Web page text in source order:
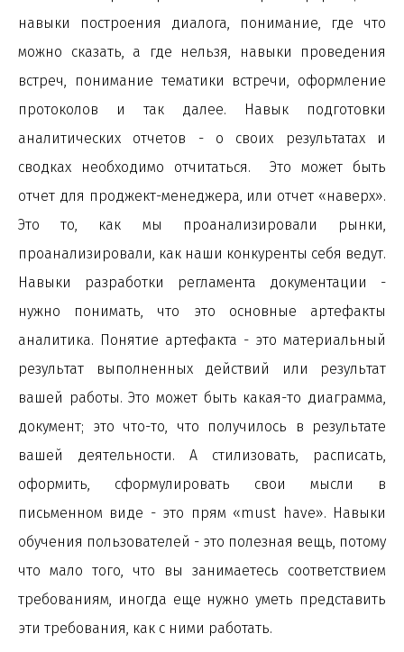
навыки построения диалога, понимание, где что
можно сказать, а где нельзя, навыки проведения
встреч, понимание тематики встречи, оформление
протоколов и так далее. Навык подготовки
аналитических отчетов - о своих результатах и
сводках необходимо отчитаться. Это может быть
отчет для проджект-менеджера, или отчет «наверх».
Это то, как мы проанализировали рынки,
проанализировали, как наши конкуренты себя ведут.
Навыки разработки регламента документации -
нужно понимать, что это основные артефакты
аналитика. Понятие артефакта - это материальный
результат выполненных действий или результат
вашей работы. Это может быть какая-то диаграмма,
документ; это что-то, что получилось в результате
вашей деятельности. А стилизовать, расписать,
оформить, сформулировать свои мысли в
письменном виде - это прям «must have». Навыки
обучения пользователей - это полезная вещь, потому
что мало того, что вы занимаетесь соответствием
требованиям, иногда еще нужно уметь представить
эти требования, как с ними работать.